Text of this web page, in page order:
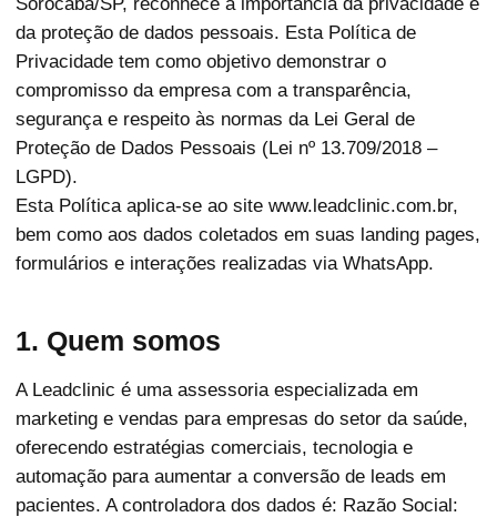
da proteção de dados pessoais. Esta Política de
Privacidade tem como objetivo demonstrar o
compromisso da empresa com a transparência,
segurança e respeito às normas da Lei Geral de
Proteção de Dados Pessoais (Lei nº 13.709/2018 –
LGPD).
Esta Política aplica-se ao site www.leadclinic.com.br,
bem como aos dados coletados em suas landing pages,
formulários e interações realizadas via WhatsApp.
1. Quem somos
A Leadclinic é uma assessoria especializada em
marketing e vendas para empresas do setor da saúde,
oferecendo estratégias comerciais, tecnologia e
automação para aumentar a conversão de leads em
pacientes. A controladora dos dados é: Razão Social: